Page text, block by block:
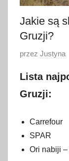
Jakie są
Gruzji?
O
u
b
przez Justyna
Lista
Gruzji:
Carrefour
SPAR
Ori nabiji